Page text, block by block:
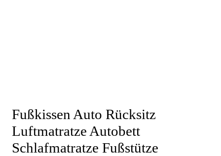
Fußkissen Auto Rücksitz
Luftmatratze Autobett
Schlafmatratze Fußstütze